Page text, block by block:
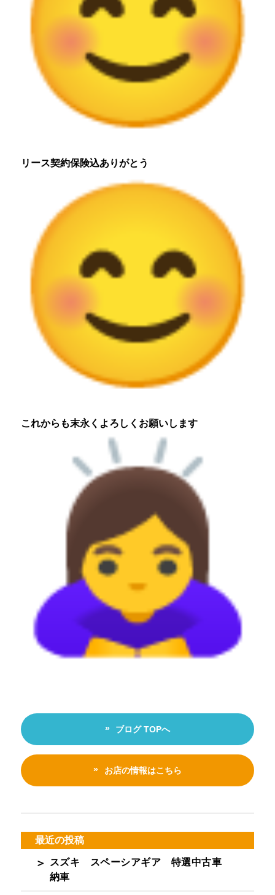
リース契約保険込ありがとう
これからも末永くよろしくお願いします
ブログ TOPへ
お店の情報はこちら
最近の投稿
スズキ スペーシアギア 特選中古車
納車